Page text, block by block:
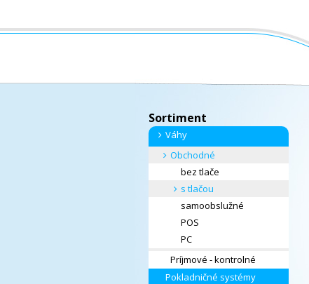
Sortiment
Váhy
Obchodné
bez tlače
s tlačou
samoobslužné
POS
PC
Príjmové - kontrolné
Pokladničné systémy